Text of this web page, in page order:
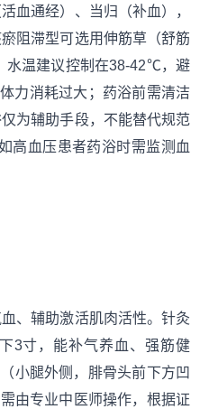
血通经）、当归（补血），
阻滞型可选用伸筋草（舒筋
水温建议控制在38-42℃，避
力消耗过大；药浴前需清洁
为辅助手段，不能替代规范
高血压患者药浴时需监测血
、辅助激活肌肉活性。针灸
3寸，能补气养血、强筋健
小腿外侧，腓骨头前下方凹
由专业中医师操作，根据证